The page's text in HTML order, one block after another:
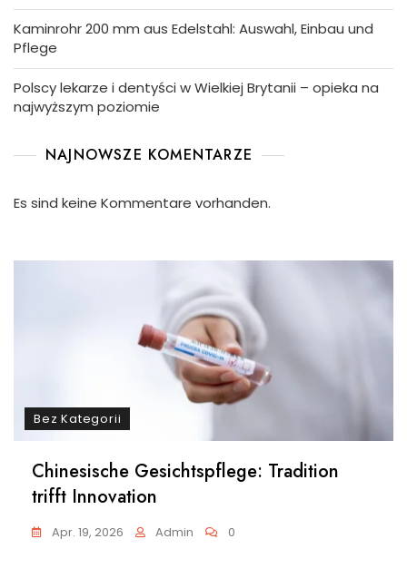
Kaminrohr 200 mm aus Edelstahl: Auswahl, Einbau und
Pflege
Polscy lekarze i dentyści w Wielkiej Brytanii – opieka na
najwyższym poziomie
NAJNOWSZE KOMENTARZE
Es sind keine Kommentare vorhanden.
Bez Kategorii
Chinesische Gesichtspflege: Tradition
trifft Innovation
Apr. 19, 2026 Admin 0